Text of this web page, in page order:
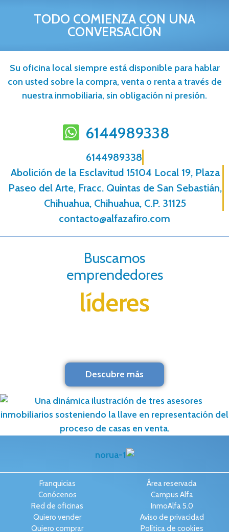
TODO COMIENZA CON UNA
CONVERSACIÓN
Su oficina local siempre está disponible para hablar
con usted sobre la compra, venta o renta a través de
nuestra inmobiliaria, sin obligación ni presión.
6144989338
6144989338
Abolición de la Esclavitud 15104 Local 19, Plaza
Paseo del Arte, Fracc. Quintas de San Sebastián,
Chihuahua, Chihuahua, C.P. 31125
contacto@alfazafiro.com
Buscamos
emprendedores
líderes
Descubre más
Franquicias
Conócenos
Red de oficinas
Quiero vender
Quiero comprar
Área reservada
Campus Alfa
InmoAlfa 5.0
Aviso de privacidad
Política de cookies